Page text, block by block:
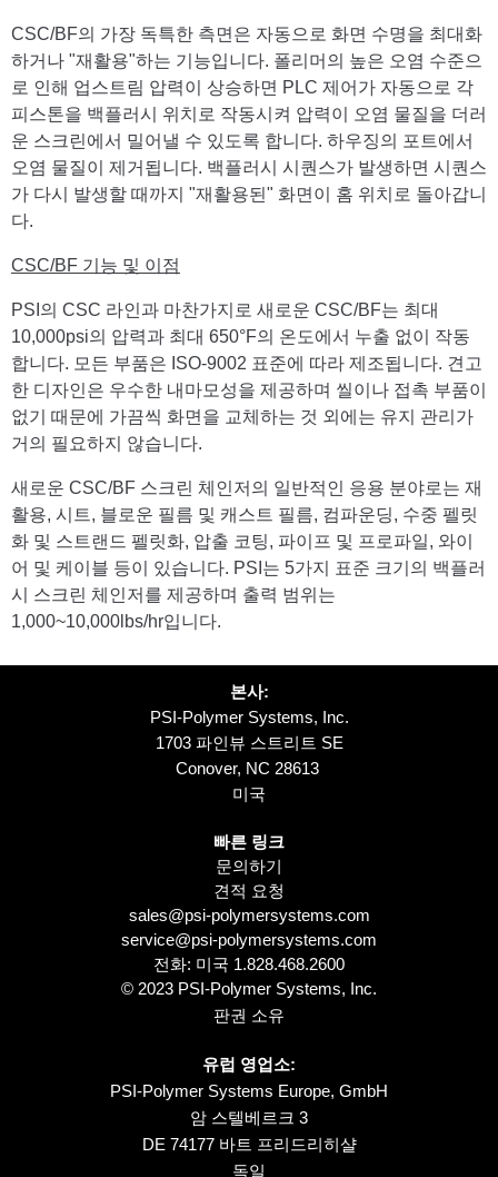
CSC/BF의 가장 독특한 측면은 자동으로 화면 수명을 최대화
하거나 "재활용"하는 기능입니다. 폴리머의 높은 오염 수준으
로 인해 업스트림 압력이 상승하면 PLC 제어가 자동으로 각
피스톤을 백플러시 위치로 작동시켜 압력이 오염 물질을 더러
운 스크린에서 밀어낼 수 있도록 합니다. 하우징의 포트에서
오염 물질이 제거됩니다. 백플러시 시퀀스가 발생하면 시퀀스
가 다시 발생할 때까지 "재활용된" 화면이 홈 위치로 돌아갑니
다.
CSC/BF 기능 및 이점
PSI의 CSC 라인과 마찬가지로 새로운 CSC/BF는 최대
10,000psi의 압력과 최대 650°F의 온도에서 누출 없이 작동
합니다. 모든 부품은 ISO-9002 표준에 따라 제조됩니다. 견고
한 디자인은 우수한 내마모성을 제공하며 씰이나 접촉 부품이
없기 때문에 가끔씩 화면을 교체하는 것 외에는 유지 관리가
거의 필요하지 않습니다.
새로운 CSC/BF 스크린 체인저의 일반적인 응용 분야로는 재
활용, 시트, 블로운 필름 및 캐스트 필름, 컴파운딩, 수중 펠릿
화 및 스트랜드 펠릿화, 압출 코팅, 파이프 및 프로파일, 와이
어 및 케이블 등이 있습니다. PSI는 5가지 표준 크기의 백플러
시 스크린 체인저를 제공하며 출력 범위는
1,000~10,000lbs/hr입니다.
본사:
PSI-Polymer Systems, Inc.
1703 파인뷰 스트리트 SE
Conover, NC 28613
미국
빠른 링크
문의하기
견적 요청
sales@psi-polymersystems.com
service@psi-polymersystems.com
전화: 미국 1.828.468.2600
© 2023 PSI-Polymer Systems, Inc.
판권 소유
유럽 영업소:
PSI-Polymer Systems Europe, GmbH
암 스텔베르크 3
DE 74177 바트 프리드리히샬
독일